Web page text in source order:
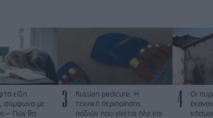
είδη
σύμφωνα με
– Πώς θα
3
Russian pedicure: Η
τεχνική περιποίησης
ποδιών που γίνεται όλο και
4
Οι